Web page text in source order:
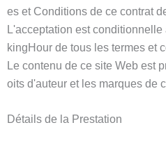
es et Conditions de ce contrat
L'acceptation est
kingHour de tous les termes et
Le contenu de ce site Web est
oits d'auteur et les marques de
Détails de la Prestation